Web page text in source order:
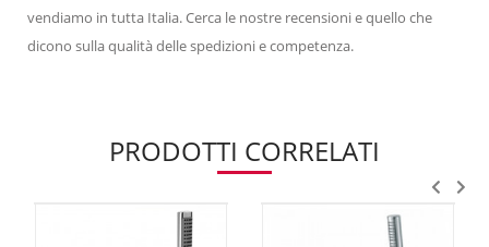
vendiamo in tutta Italia. Cerca le nostre recensioni e quello che
dicono sulla qualità delle spedizioni e competenza.
PRODOTTI CORRELATI